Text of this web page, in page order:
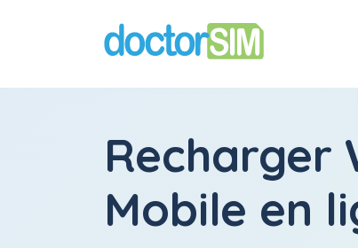
Recharger
Mobile en